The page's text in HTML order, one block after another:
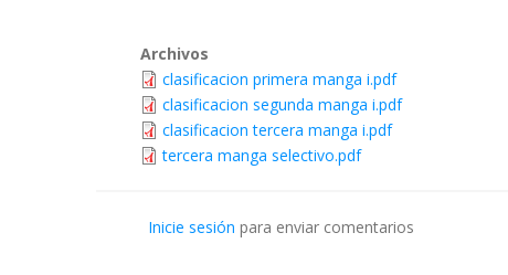
Archivos
clasificacion primera manga i.pdf
clasificacion segunda manga i.pdf
clasificacion tercera manga i.pdf
tercera manga selectivo.pdf
Inicie sesión para enviar comentarios